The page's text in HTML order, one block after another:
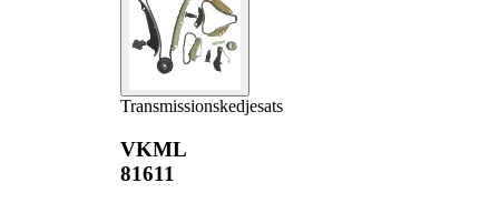
Transmissionskedjesats
VKML
81611